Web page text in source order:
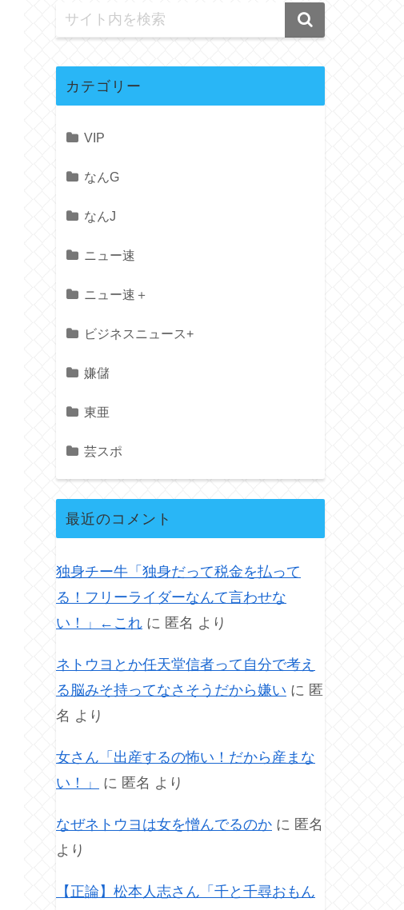
カテゴリー
VIP
なんG
なんJ
ニュー速
ニュー速＋
ビジネスニュース+
嫌儲
東亜
芸スポ
最近のコメント
独身チー牛「独身だって税金を払って
る！フリーライダーなんて言わせな
い！」←これ に 匿名 より
ネトウヨとか任天堂信者って自分で考え
る脳みそ持ってなさそうだから嫌い に 匿
名 より
女さん「出産するの怖い！だから産まな
い！」
に 匿名 より
なぜネトウヨは女を憎んでるのか に 匿名
より
【正論】松本人志さん「千と千尋おもん